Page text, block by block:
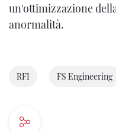
un'ottimizzazione
anormalità.
RFI FS Engineering